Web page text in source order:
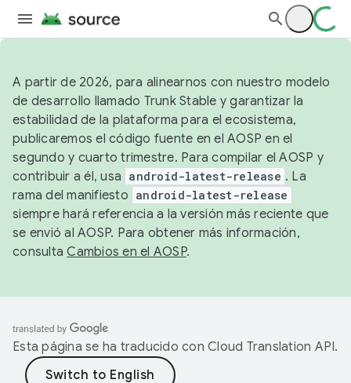
A partir de 2026, para alinearnos con nuestro modelo
de desarrollo llamado Trunk Stable y garantizar la
estabilidad de la plataforma para el ecosistema,
publicaremos el código fuente en el AOSP en el
segundo y cuarto trimestre. Para compilar el AOSP y
contribuir a él, usa android-latest-release . La
rama del manifiesto android-latest-release
siempre hará referencia a la versión más reciente que
se envió al AOSP. Para obtener más información,
consultaCambios en el AOSP.
Esta página se ha traducido con Cloud Translation API.